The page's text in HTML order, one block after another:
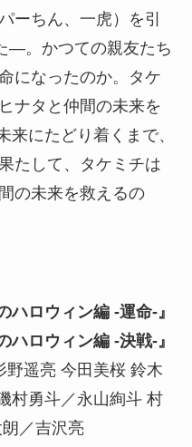
ーちん、一虎）を引
―。かつての親友たち
になったのか。タケ
ナタと仲間の未来を
にたどり着くまで、
たして、タケミチは
の未来を救えるの
ハロウィン編 -運命-』
ハロウィン編 -決戦-』
野遥亮 今田美桜 鈴木
村勇斗／永山絢斗 村
／吉沢亮